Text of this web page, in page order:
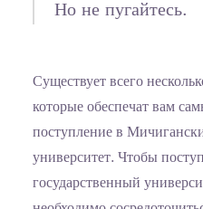
Но не пугайтесь.
Существует всего
которые обеспечат вам
поступление в
университет. Чтобы
государственный